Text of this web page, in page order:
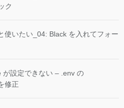
ク
使いたい_04: Black を入れてフォー
設定できない – .env の
修正